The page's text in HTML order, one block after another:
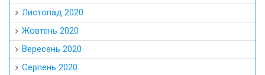
Листопад 2020
Жовтень 2020
Вересень 2020
Серпень 2020